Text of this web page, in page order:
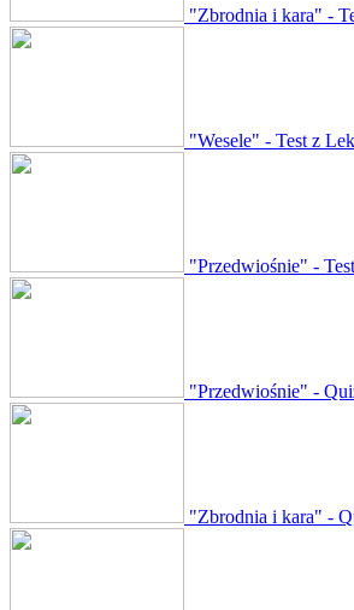
"Zbrodnia i kara" -
"Wesele" - Test z
"Przedwiośnie" -
"Przedwiośnie" -
"Zbrodnia i kara" -